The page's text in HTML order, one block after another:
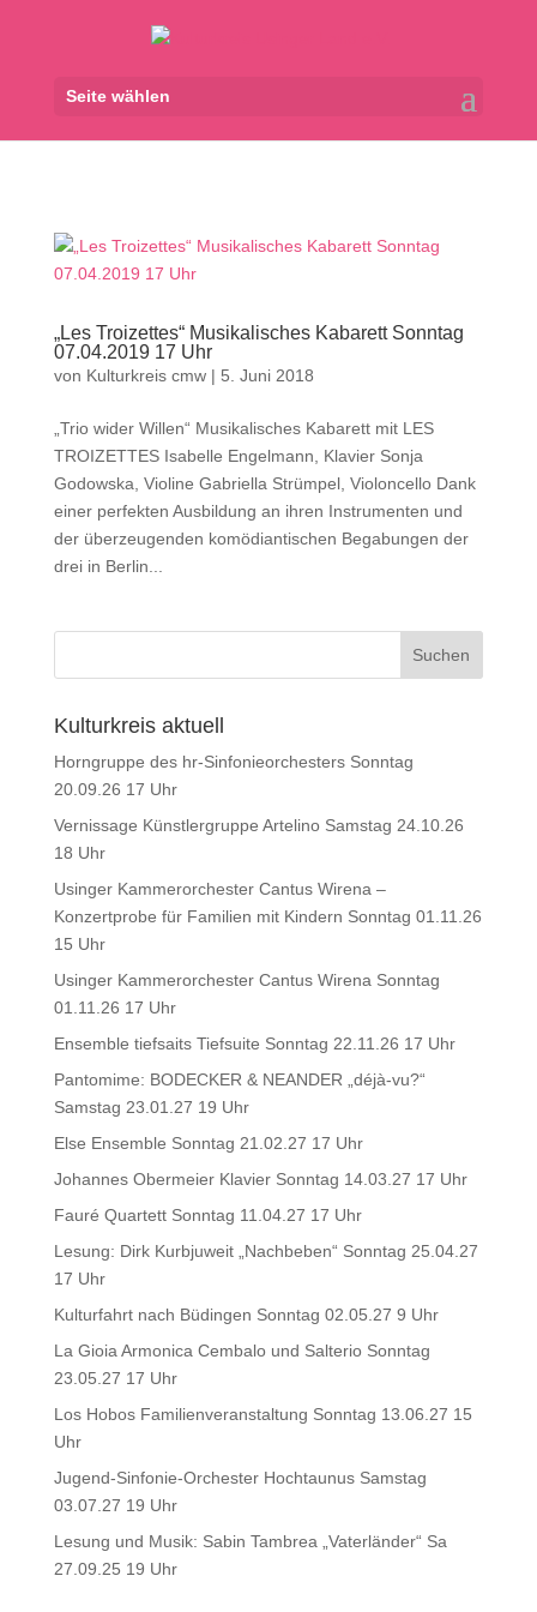
Seite wählen
„Les Troizettes“ Musikalisches Kabarett Sonntag
07.04.2019 17 Uhr
von Kulturkreis cmw| 5. Juni 2018
„Trio wider Willen“ Musikalisches Kabarett mit LES
TROIZETTES Isabelle Engelmann, Klavier Sonja
Godowska, Violine Gabriella Strümpel, Violoncello Dank
einer perfekten Ausbildung an ihren Instrumenten und
der überzeugenden komödiantischen Begabungen der
drei in Berlin...
Kulturkreis aktuell
Horngruppe des hr-Sinfonieorchesters Sonntag
20.09.26 17 Uhr
Vernissage Künstlergruppe Artelino Samstag 24.10.26
18 Uhr
Usinger Kammerorchester Cantus Wirena –
Konzertprobe für Familien mit Kindern Sonntag 01.11.26
15 Uhr
Usinger Kammerorchester Cantus Wirena Sonntag
01.11.26 17 Uhr
Ensemble tiefsaits Tiefsuite Sonntag 22.11.26 17 Uhr
Pantomime: BODECKER & NEANDER „déjà-vu?“
Samstag 23.01.27 19 Uhr
Else Ensemble Sonntag 21.02.27 17 Uhr
Johannes Obermeier Klavier Sonntag 14.03.27 17 Uhr
Fauré Quartett Sonntag 11.04.27 17 Uhr
Lesung: Dirk Kurbjuweit „Nachbeben“ Sonntag 25.04.27
17 Uhr
Kulturfahrt nach Büdingen Sonntag 02.05.27 9 Uhr
La Gioia Armonica Cembalo und Salterio Sonntag
23.05.27 17 Uhr
Los Hobos Familienveranstaltung Sonntag 13.06.27 15
Uhr
Jugend-Sinfonie-Orchester Hochtaunus Samstag
03.07.27 19 Uhr
Lesung und Musik: Sabin Tambrea „Vaterländer“ Sa
27.09.25 19 Uhr